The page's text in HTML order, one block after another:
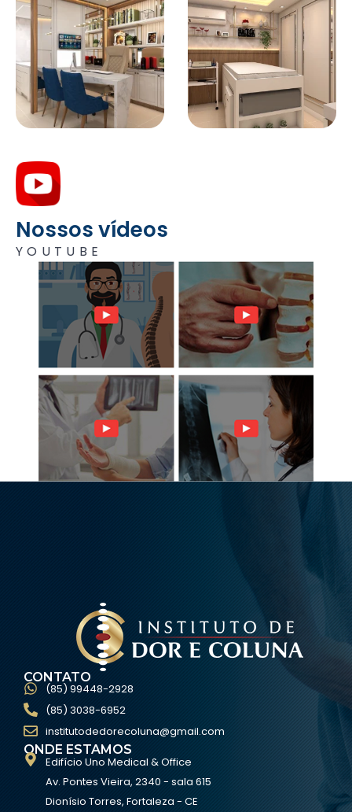
Nossos vídeos
YOUTUBE
CONTATO
(85) 99448-2928
(85) 3038-6952
institutodedorecoluna@gmail.com
ONDE ESTAMOS
Edifício Uno Medical & Office
Av. Pontes Vieira, 2340 - sala 615
Dionísio Torres, Fortaleza - CE